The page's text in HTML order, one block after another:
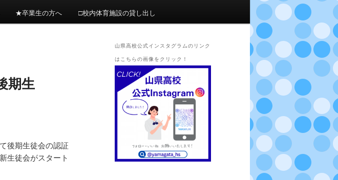
★卒業生の方へ □校内体育施設の貸し出し
期生
後期生徒会の認証
生徒会がスタート
山県高校公式インスタグラムのリンク
はこちらの画像をクリック！